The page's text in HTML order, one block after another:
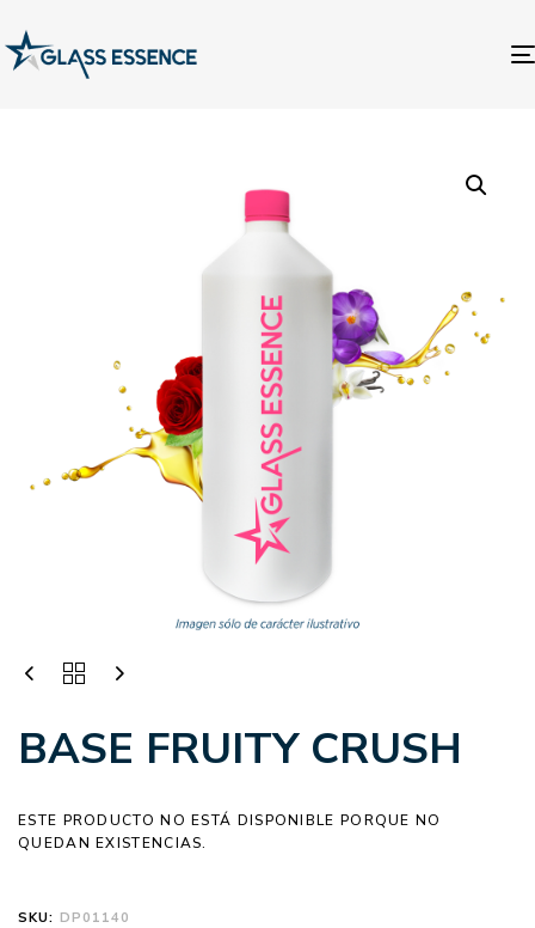
BASE FRUITY CRUSH
ESTE PRODUCTO NO ESTÁ DISPONIBLE PORQUE NO
QUEDAN EXISTENCIAS.
SKU: DP01140